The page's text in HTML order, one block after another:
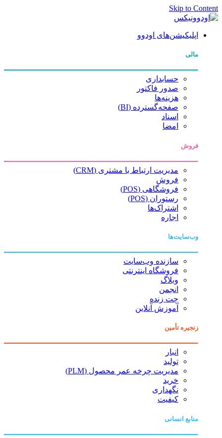
Skip to Content
اپلیکیشن‌های اودوو
مالی
حسابداری
صدور فاکتور
هزینه‌ها
صفحه‌گسترده (BI)
اسناد
امضا
فروش
مدیریت ارتباط با مشتری (CRM)
فروش
فروشگاهی (POS)
رستوران (POS)
اشتراک‌ها
اجاره
وب‌سایت‌ها
سازنده وب‌سایت
فروشگاه اینترنتی
وبلاگ
انجمن
چت زنده
آموزش آنلاین
زنجیره تأمین
انبار
تولید
مدیریت چرخه عمر محصول (PLM)
خرید
نگهداری
کیفیت
منابع انسانی